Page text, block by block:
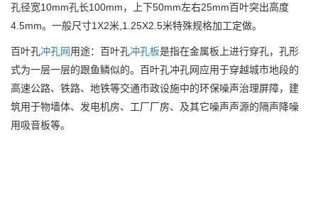
孔径宽10mm孔长100mm，上下50mm左右25mm百叶突出高度
4.5mm。一般尺寸1X2米,1.25X2.5米特殊规格加工定做。
百叶孔冲孔网用途：百叶孔冲孔板是指在金属板上进行穿孔，孔形
式为一层一层的跟鱼鳞似的。百叶孔冲孔网应用于穿越城市地段的
高速公路、铁路、地铁等交通市政设施中的环保噪声治理屏障，建
筑用于物墙体、发电机房、工厂厂房、及其它噪声声源的隔声降噪
用吸音板等。